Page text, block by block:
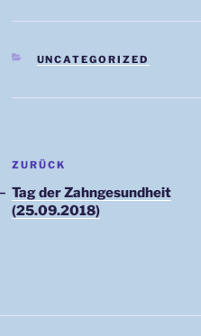
KATEGORIEN
UNCATEGORIZED
Beitragsnavigation
Vorheriger
ZURÜCK
Tag der Zahngesundheit
(25.09.2018)